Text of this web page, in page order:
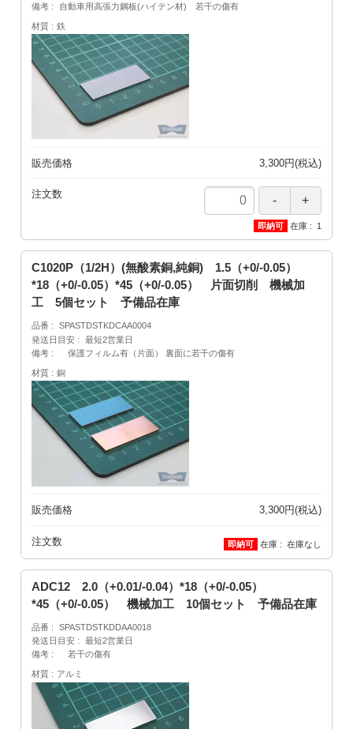
備考
自動車用高張力鋼板(ハイテン材) 若干の傷有
材質 鉄
販売価格 3,300円(税込)
注文数
在庫 1
C1020P（1/2H）(無酸素銅,純銅) 1.5（+0/-0.05）
*18（+0/-0.05）*45（+0/-0.05） 片面切削 機械加
工 5個セット 予備品在庫
品番
SPASTDSTKDCAA0004
発送日目安
最短2営業日
備考
保護フィルム有（片面） 裏面に若干の傷有
材質 銅
販売価格 3,300円(税込)
注文数 在庫 在庫なし
ADC12 2.0（+0.01/-0.04）*18（+0/-0.05）
*45（+0/-0.05） 機械加工 10個セット 予備品在庫
品番
SPASTDSTKDDAA0018
発送日目安
最短2営業日
備考
若干の傷有
材質 アルミ